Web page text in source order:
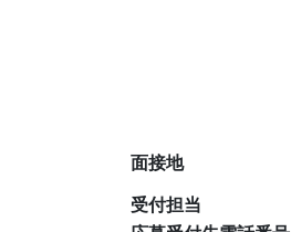
面接地
受付担当